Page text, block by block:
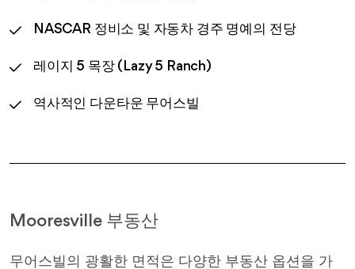
NASCAR 정비소 및 자동차 경주 명예의 전당
레이지 5 목장 (Lazy 5 Ranch)
역사적인 다운타운 무어스빌
Mooresville 부동산
무어스빌의 광활한 면적은 다양한 부동산 옵션을 가